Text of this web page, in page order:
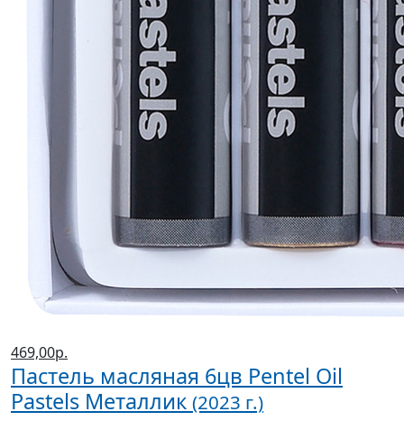
469,00р.
Пастель масляная 6цв Pentel Oil
Pastels Металлик (2023 г.)